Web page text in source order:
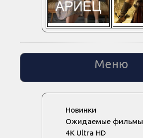
Меню
Новинки
Ожидаемые фильмы
4K Ultra HD